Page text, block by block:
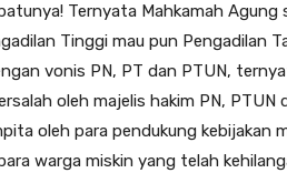
Ternyata Mahkamah Agung
Tinggi mau pun Pengadilan
vonis PN, PT dan PTUN,
oleh majelis hakim PN, PTUN
oleh para pendukung kebijakan
warga miskin yang telah